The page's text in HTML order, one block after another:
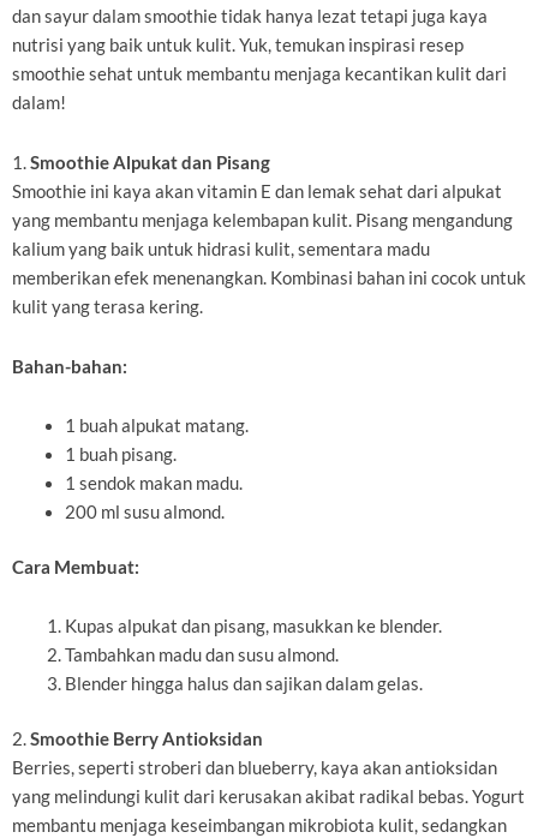
dan sayur dalam smoothie tidak hanya lezat tetapi juga kaya
nutrisi yang baik untuk kulit. Yuk, temukan inspirasi resep
smoothie sehat untuk membantu menjaga kecantikan kulit dari
dalam!
1.Smoothie Alpukat dan Pisang
Smoothie ini kaya akan vitamin E dan lemak sehat dari alpukat
yang membantu menjaga kelembapan kulit. Pisang mengandung
kalium yang baik untuk hidrasi kulit, sementara madu
memberikan efek menenangkan. Kombinasi bahan ini cocok untuk
kulit yang terasa kering.
Bahan-bahan:
1 buah alpukat matang.
1 buah pisang.
1 sendok makan madu.
200 ml susu almond.
Cara Membuat:
Kupas alpukat dan pisang, masukkan ke blender.
Tambahkan madu dan susu almond.
Blender hingga halus dan sajikan dalam gelas.
2.Smoothie Berry Antioksidan
Berries, seperti stroberi dan blueberry, kaya akan antioksidan
yang melindungi kulit dari kerusakan akibat radikal bebas. Yogurt
membantu menjaga keseimbangan mikrobiota kulit, sedangkan